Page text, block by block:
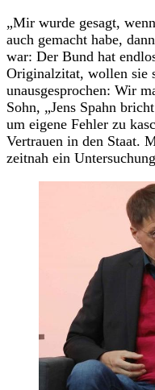
„Mir wurde gesagt,
auch gemacht habe,
war: Der Bund hat
Originalzitat, wollen sie
unausgesprochen: Wir
Sohn, „Jens Spahn
um eigene Fehler zu
Vertrauen in den Staat.
zeitnah ein